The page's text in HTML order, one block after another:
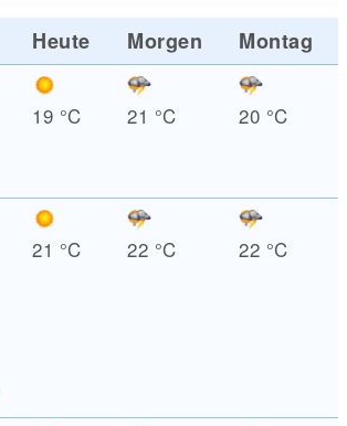
Heute Morgen
Montag
19 °C 21 °C 20 °C
21 °C 22 °C 22 °C